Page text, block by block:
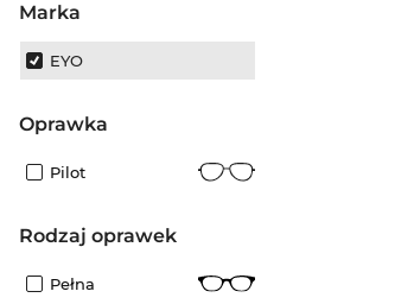
Marka
EYO
oprawka
Pilot
rodzaj oprawek
Pełna